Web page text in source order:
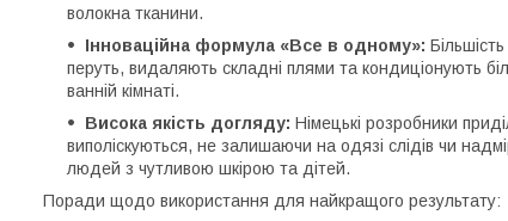
волокна тканини.
Інноваційна формула «Все в одному»:
перуть, видаляють складні плями та кондиціонують
ванній кімнаті.
Висока якість догляду: Німецькі розробники
виполіскуються, не залишаючи на одязі слідів чи
людей з чутливою шкірою та дітей.
Поради щодо використання для найкращого результату: